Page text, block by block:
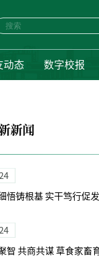
动态 数字校报
新闻